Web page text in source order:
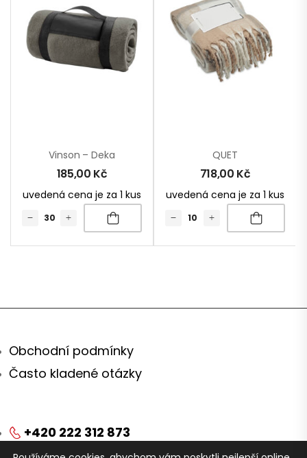
Vinson – Deka
185,00 Kč
uvedená cena je za 1 kus
QUET
718,00 Kč
uvedená cena je za 1 kus
Obchodní podmínky
Často kladené otázky
+420 222 312 873